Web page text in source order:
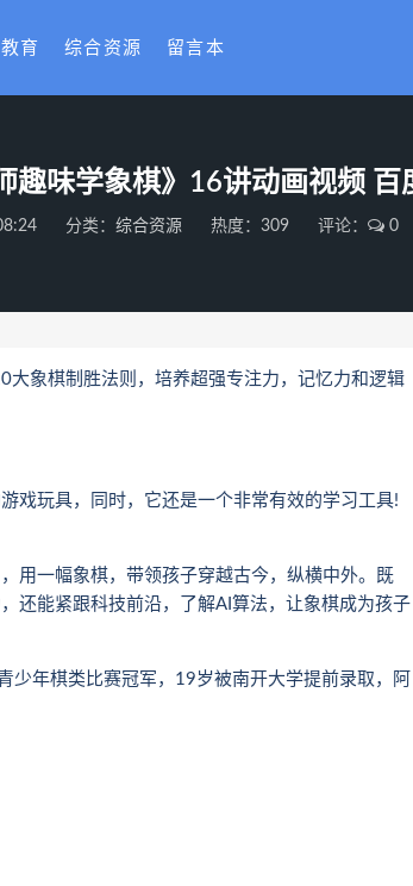
育 综合资源 留言本
趣味学象棋》16讲动画视频 百
分类： 综合资源 热度：309 评论： 0
象棋制胜法则，培养超强专注力，记忆力和逻辑
玩具，同时，它还是一个非常有效的学习工具!
一幅象棋，带领孩子穿越古今，纵横中外。既
还能紧跟科技前沿，了解AI算法，让象棋成为孩子
年棋类比赛冠军，19岁被南开大学提前录取，阿